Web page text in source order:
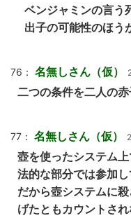
ベンジャミンの言う
出子の可能性のほう
76： 名無しさん（仮）
二つの条件を二人の
77： 名無しさん（仮）
壺を使ったシステム
法的な部分では参加
だから壺システムに
げたともカウントさ